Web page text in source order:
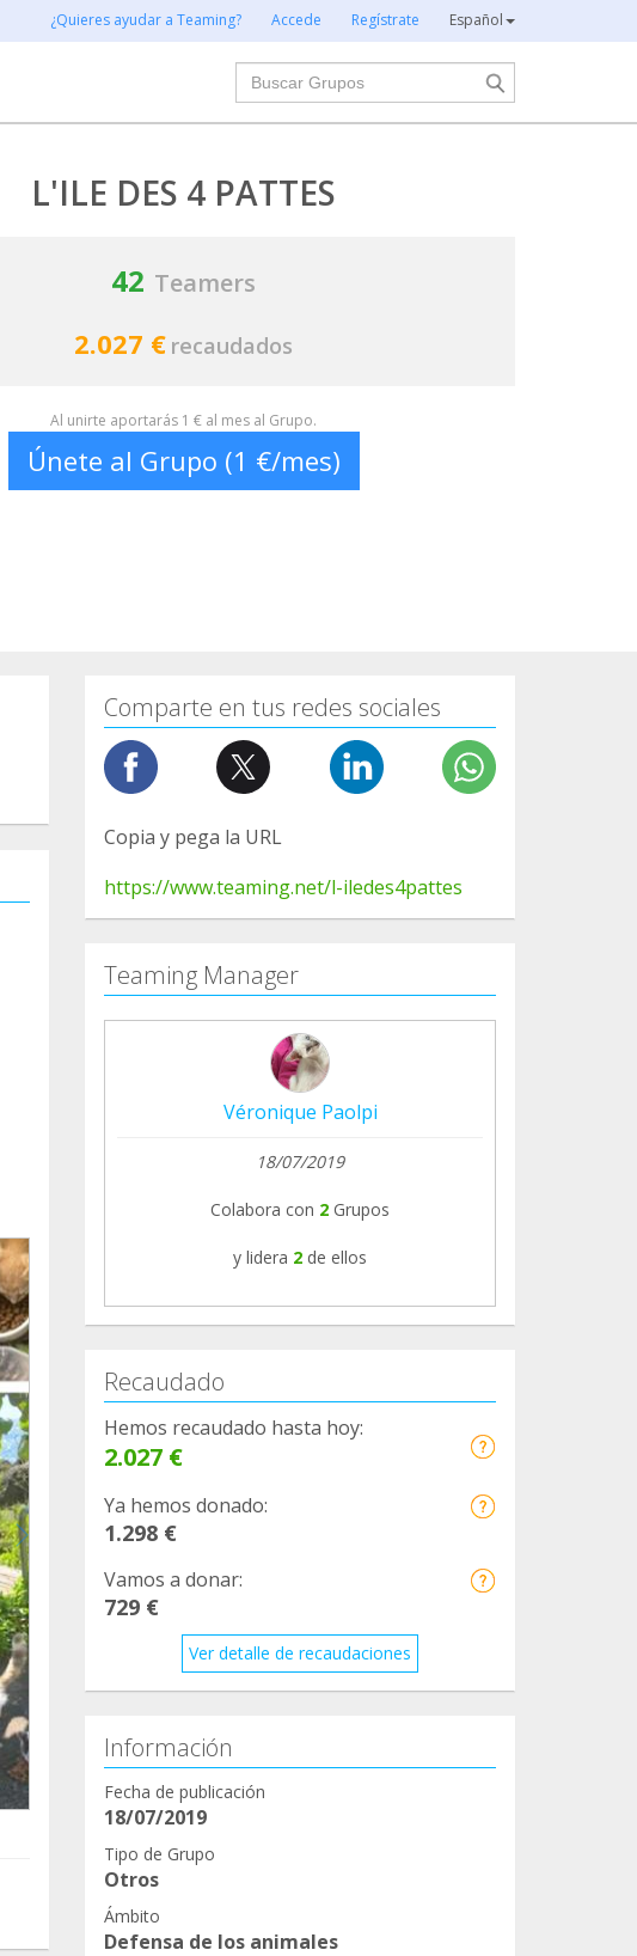
¿Quieres ayudar a Teaming? Accede Regístrate Español
Buscar
L'ILE DES 4 PATTES
42 Teamers
2.027 € recaudados
Al unirte aportarás 1 € al mes al Grupo.
Únete al Grupo (1 €/mes)
Comparte en tus redes sociales
Copia y pega la URL
https://www.teaming.net/l-iledes4pattes
Teaming Manager
Véronique Paolpi
18/07/2019
Colabora con 2 Grupos
y lidera 2 de ellos
Recaudado
Hemos recaudado hasta hoy:
2.027 €
Ya hemos donado:
1.298 €
Vamos a donar:
729 €
Ver detalle de recaudaciones
Información
Fecha de publicación
18/07/2019
Tipo de Grupo
Otros
Ámbito
Defensa de los animales